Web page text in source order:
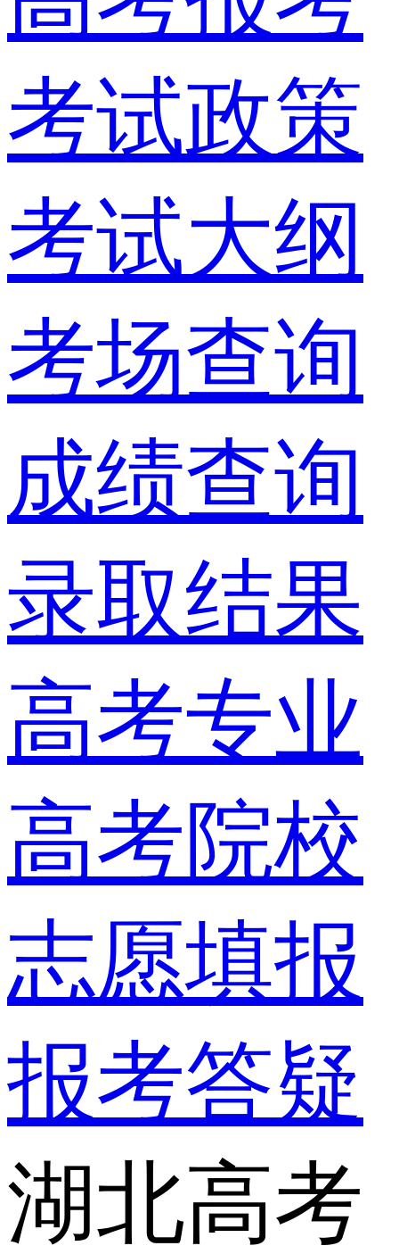
考试政策
考试大纲
考场查询
成绩查询
录取结果
高考专业
高考院校
志愿填报
报考答疑
湖北高考